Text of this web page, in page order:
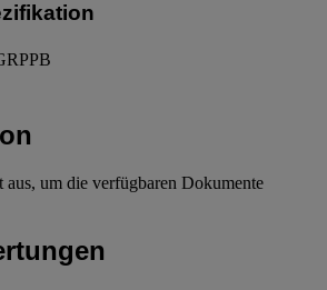
um die verfügbaren Dokumente